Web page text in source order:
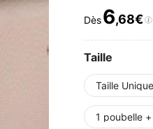
PRICE
Dès6,68€
Taille
Taille Unique
1 poubelle